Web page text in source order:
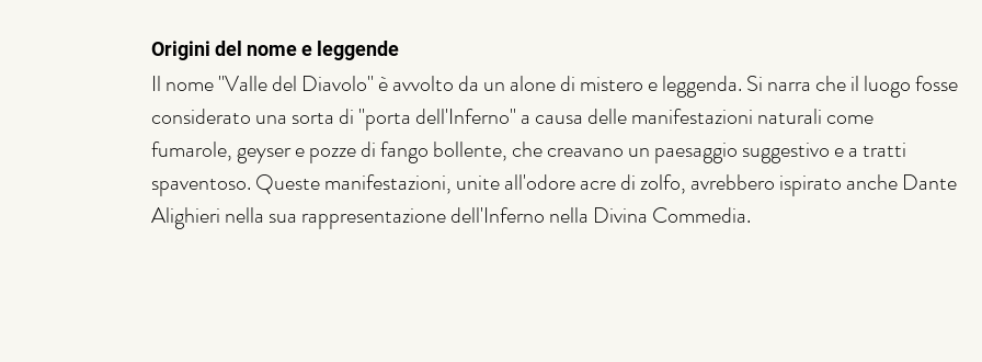
Origini del nome e leggende
Il nome "Valle del Diavolo" è avvolto da un alone di mistero e leggenda. Si narra che il luogo fosse
considerato una sorta di "porta dell'Inferno" a causa delle manifestazioni naturali come
fumarole, geyser e pozze di fango bollente, che creavano un paesaggio suggestivo e a tratti
spaventoso. Queste manifestazioni, unite all'odore acre di zolfo, avrebbero ispirato anche Dante
Alighieri nella sua rappresentazione dell'Inferno nella Divina Commedia.